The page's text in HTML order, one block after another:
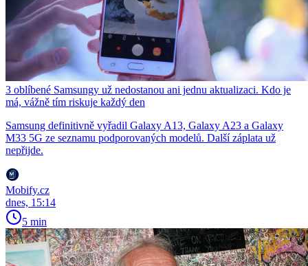
3 oblíbené Samsungy už nedostanou ani jednu aktualizaci. Kdo je
má, vážně tím riskuje každý den
Samsung definitivně vyřadil Galaxy A13, Galaxy A23 a Galaxy
M33 5G ze seznamu podporovaných modelů. Další záplata už
nepřijde.
Mobify.cz
dnes, 15:14
5 min